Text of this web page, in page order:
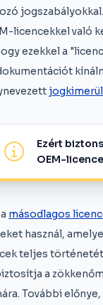
licencekkel való
ezekkel a
Ezért
OEM-
másodlagos
használ,
teljes
a
További